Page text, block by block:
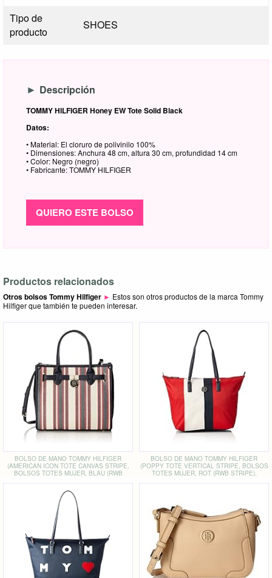
Tipo de
producto
SHOES
Descripción
TOMMY HILFIGER Honey EW Tote Solid Black
Datos:
• Material: El cloruro de polivinilo 100%
• Dimensiones: Anchura 48 cm, altura 30 cm, profundidad 14 cm
• Color: Negro (negro)
• Fabricante: TOMMY HILFIGER
QUIERO ESTE BOLSO
Productos relacionados
Otros bolsos Tommy Hilfiger ► Estos son otros productos de la marca Tommy
Hilfiger que también te pueden interesar.
BOLSO DE MANO TOMMY HILFIGER
(AMERICAN ICON TOTE CANVAS STRIPE,
BOLSOS TOTES MUJER, BLAU (RWB
BOLSO DE MANO TOMMY HILFIGER
(POPPY TOTE VERTICAL STRIPE, BOLSOS
TOTES MUJER, ROT (RWB STRIPE),